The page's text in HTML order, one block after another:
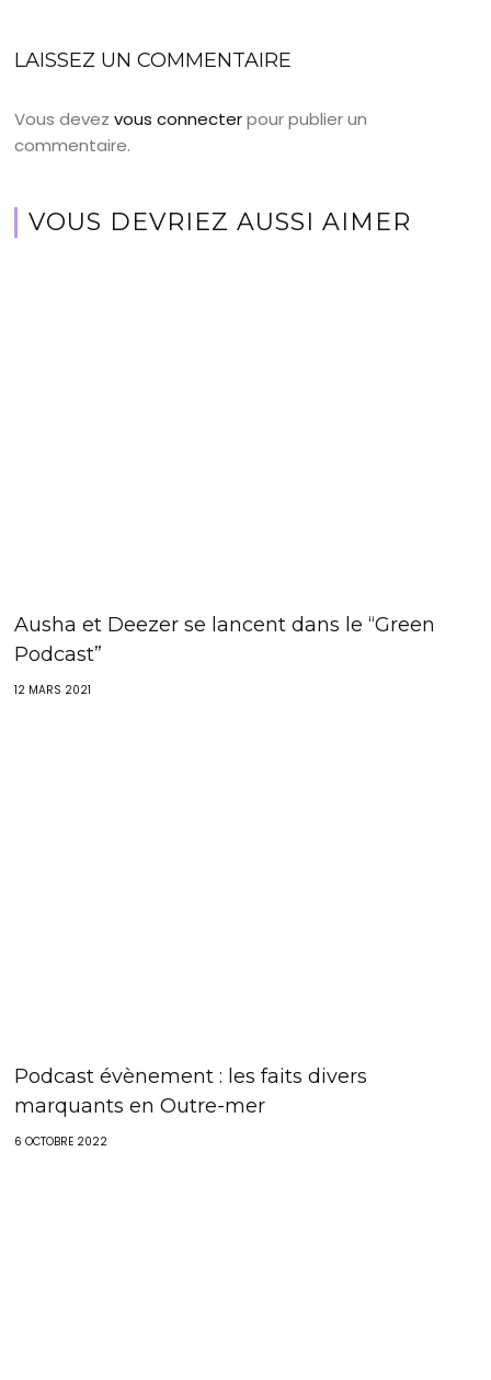
LAISSEZ UN COMMENTAIRE
Vous devezvous connecterpour publier un
commentaire.
VOUS DEVRIEZ AUSSI AIMER
Ausha et Deezer se lancent dans le “Green
Podcast”
12 MARS 2021
Podcast évènement : les faits divers
marquants en Outre-mer
6 OCTOBRE 2022